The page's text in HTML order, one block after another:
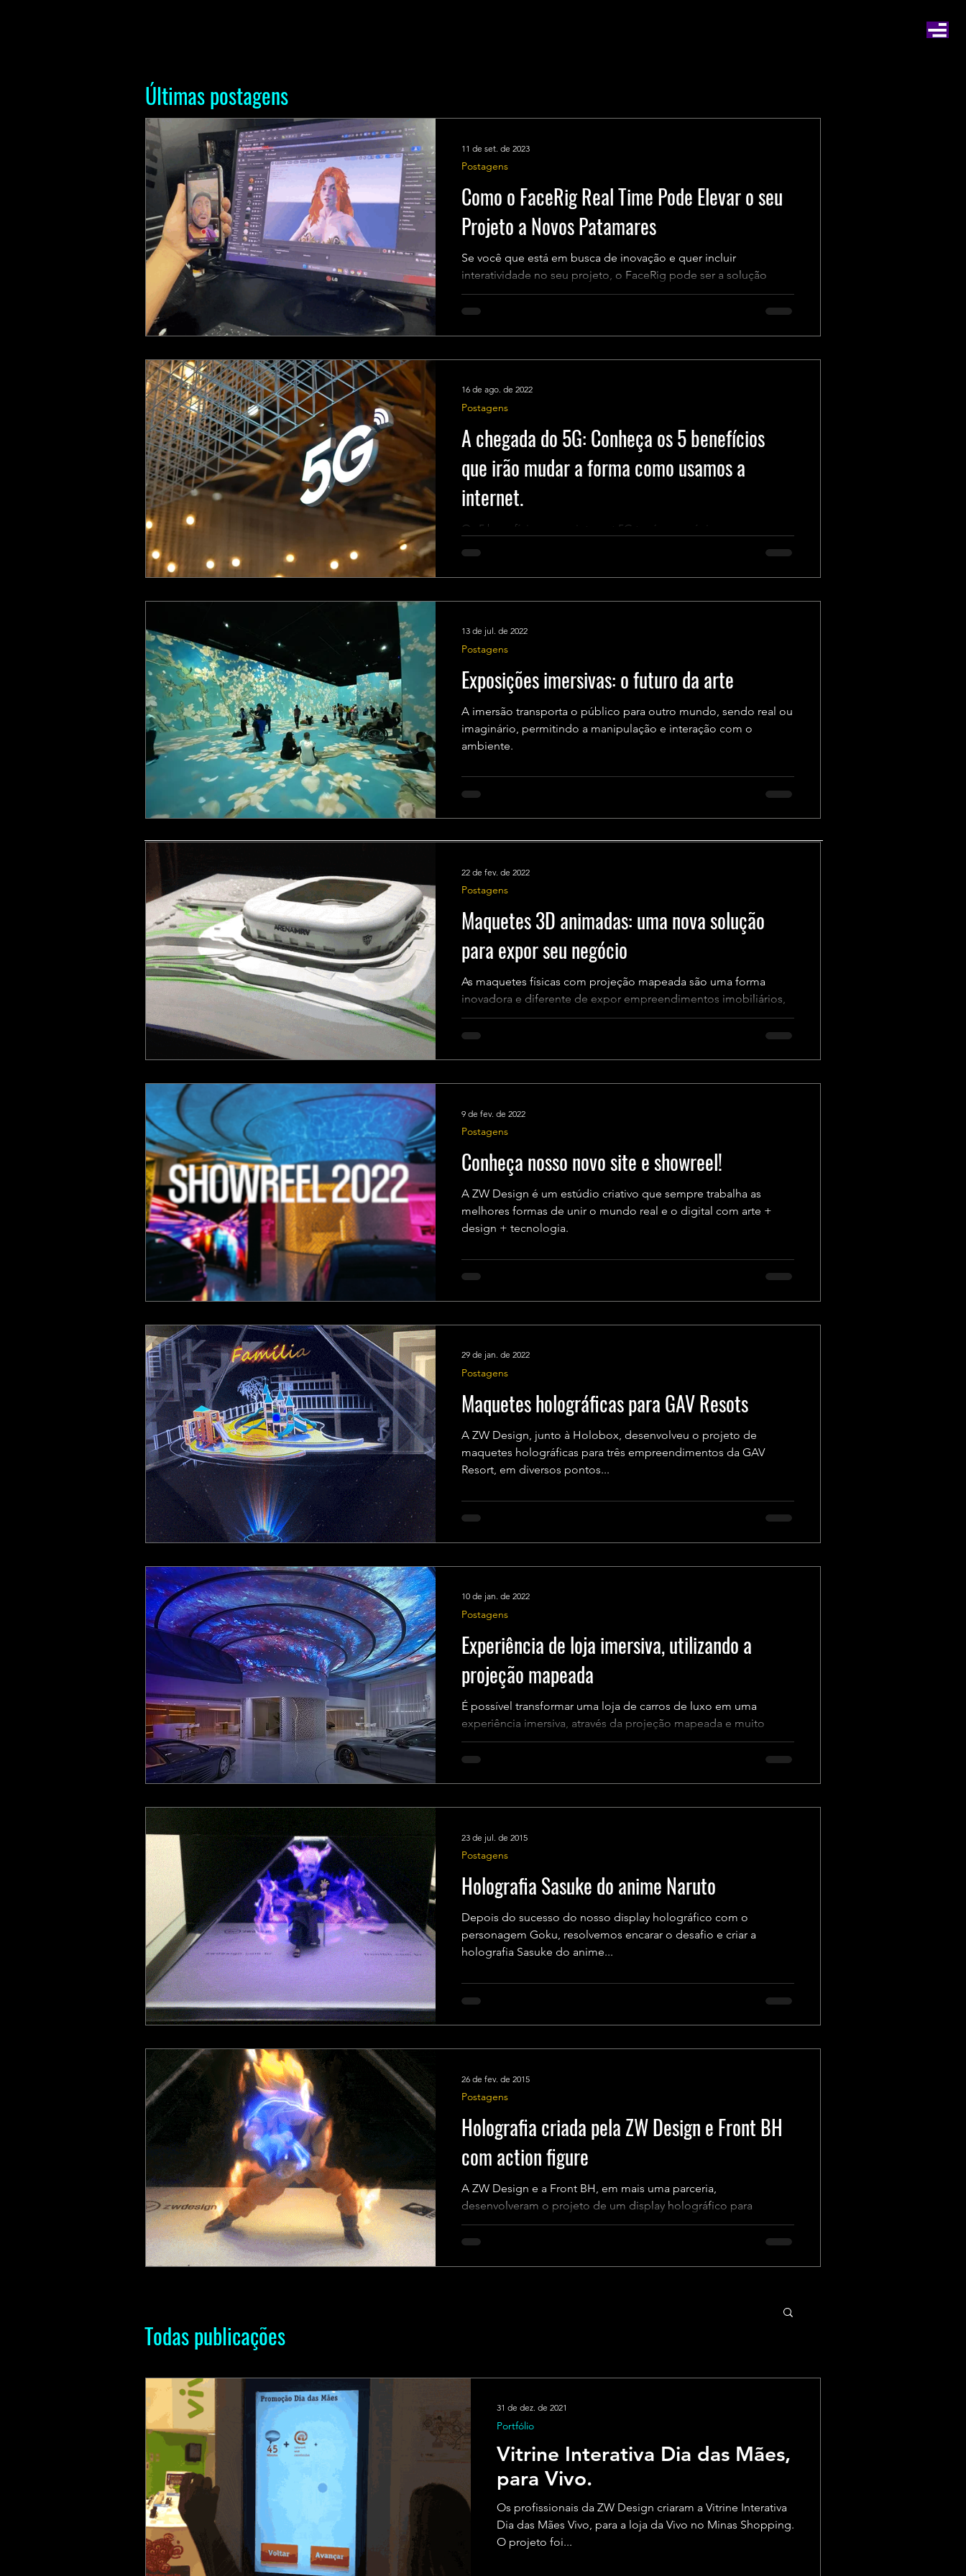
Como o FaceRig Real Time Pode Elevar o seu
Projeto a Novos Patamares
Se você que está em busca de inovação e quer incluir
interatividade no seu projeto, o FaceRig pode ser a solução
perfeita! Abaixo, vamos...
Postagens
11 de set. de 2023
A chegada do 5G: Conheça os 5 benefícios
que irão mudar a forma como usamos a
internet.
Os 5 benefícios que a internet 5G trará nos próximos meses.
Postagens
16 de ago. de 2022
Exposições imersivas: o futuro da arte
A imersão transporta o público para outro mundo, sendo real ou
imaginário, permitindo a manipulação e interação com o
ambiente.
Postagens
13 de jul. de 2022
Maquetes 3D animadas: uma nova solução
para expor seu negócio
As maquetes físicas com projeção mapeada são uma forma
inovadora e diferente de expor empreendimentos imobiliários,
tanto para clientes,...
Postagens
22 de fev. de 2022
Conheça nosso novo site e showreel!
A ZW Design é um estúdio criativo que sempre trabalha as
melhores formas de unir o mundo real e o digital com arte +
design + tecnologia.
Postagens
9 de fev. de 2022
Maquetes holográficas para GAV Resots
A ZW Design, junto à Holobox, desenvolveu o projeto de
maquetes holográficas para três empreendimentos da GAV
Resort, em diversos pontos...
Postagens
29 de jan. de 2022
Experiência de loja imersiva, utilizando a
projeção mapeada
É possível transformar uma loja de carros de luxo em uma
experiência imersiva, através da projeção mapeada e muito
design. A ZW Design...
Postagens
10 de jan. de 2022
Holografia Sasuke do anime Naruto
Depois do sucesso do nosso display holográfico com o
personagem Goku, resolvemos encarar o desafio e criar a
holografia Sasuke do anime...
Postagens
23 de jul. de 2015
Holografia criada pela ZW Design e Front BH
com action figure
A ZW Design e a Front BH, em mais uma parceria,
desenvolveram o projeto de um display holográfico para
experimentos de novas formas de...
Postagens
26 de fev. de 2015
Últimas postagens
Vitrine Interativa Dia das Mães,
para Vivo.
Os profissionais da ZW Design criaram a Vitrine Interativa
Dia das Mães Vivo, para a loja da Vivo no Minas Shopping.
O projeto foi...
Portfólio
31 de dez. de 2021
Todas publicações